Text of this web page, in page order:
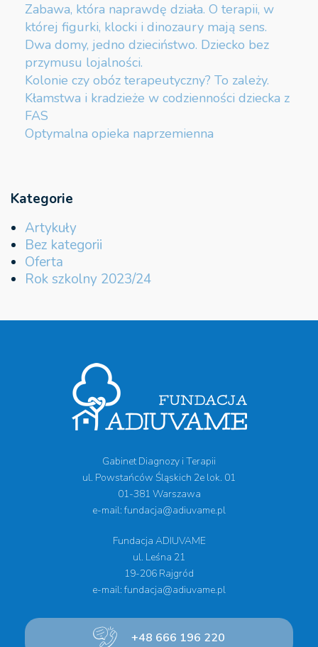
Zabawa, która naprawdę działa. O terapii, w
której figurki, klocki i dinozaury mają sens.
Dwa domy, jedno dzieciństwo. Dziecko bez
przymusu lojalności.
Kolonie czy obóz terapeutyczny? To zależy.
Kłamstwa i kradzieże w codzienności dziecka z
FAS
Optymalna opieka naprzemienna
Kategorie
Artykuły
Bez kategorii
Oferta
Rok szkolny 2023/24
Gabinet Diagnozy i Terapii
ul. Powstańców Śląskich 2e lok. 01
01-381 Warszawa
e-mail: fundacja@adiuvame.pl
Fundacja ADIUVAME
ul. Leśna 21
19-206 Rajgród
e-mail: fundacja@adiuvame.pl
+48 666 196 220